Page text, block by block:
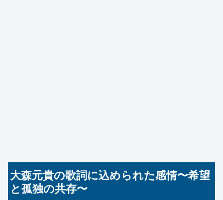
大森元貴の歌詞に込められた感情〜希望
と孤独の共存〜